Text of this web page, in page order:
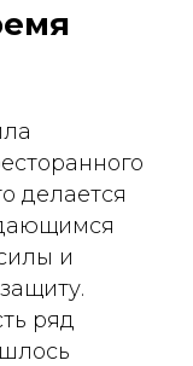
делается
и
ряд